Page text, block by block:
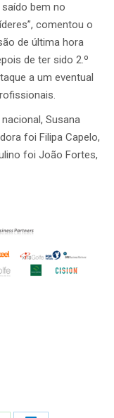
bem no
comentou o
de última hora
de ter sido 2.º
a um eventual
Susana
foi Filipa Capelo,
foi João Fortes,